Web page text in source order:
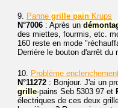
9. Panne grille pain Krups
N°7006 : Après un
des miettes, fourmis, etc.
160 reste en mode
Derrière le bouton d'arrêt du
10. Problème
N°11272 : Bonjour. J'ai un
grille-pains Seb 5303 97 et
électriques de ces deux